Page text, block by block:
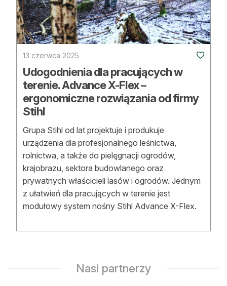
Strefa eksperta
Auto do lasu
Dla drwala
Leśnik na zakupach
Z zagranicy
Lasy prywatne
O nas
100 lat „Lasu Polskiego”
Zostań autorem
13 czerwca 2025
Udogodnienia dla pracujących w
terenie. Advance X-Flex –
ergonomiczne rozwiązania od firmy
Stihl
Grupa Stihl od lat projektuje i produkuje
urządzenia dla profesjonalnego leśnictwa,
rolnictwa, a także do pielęgnacji ogrodów,
krajobrazu, sektora budowlanego oraz
prywatnych właścicieli lasów i ogrodów. Jednym
z ułatwień dla pracujących w terenie jest
modułowy system nośny Stihl Advance X-Flex.
Nasi partnerzy